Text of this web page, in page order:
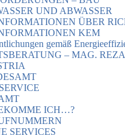
UND ABWASSER
ÜBER
KEM
gemäß
– MAG.
ICH…?
SERVICES